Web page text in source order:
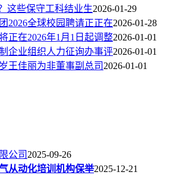
这些保守工科结业生2026-01-29
2026全球校园聘请正正在2026-01-28
正在2026年1月1日起调整2026-01-01
企业组织人力征询办事评2026-01-01
王佳丽为非董事副总司 2026-01-01
公司2025-09-26
从动化培训机构保举2025-12-21